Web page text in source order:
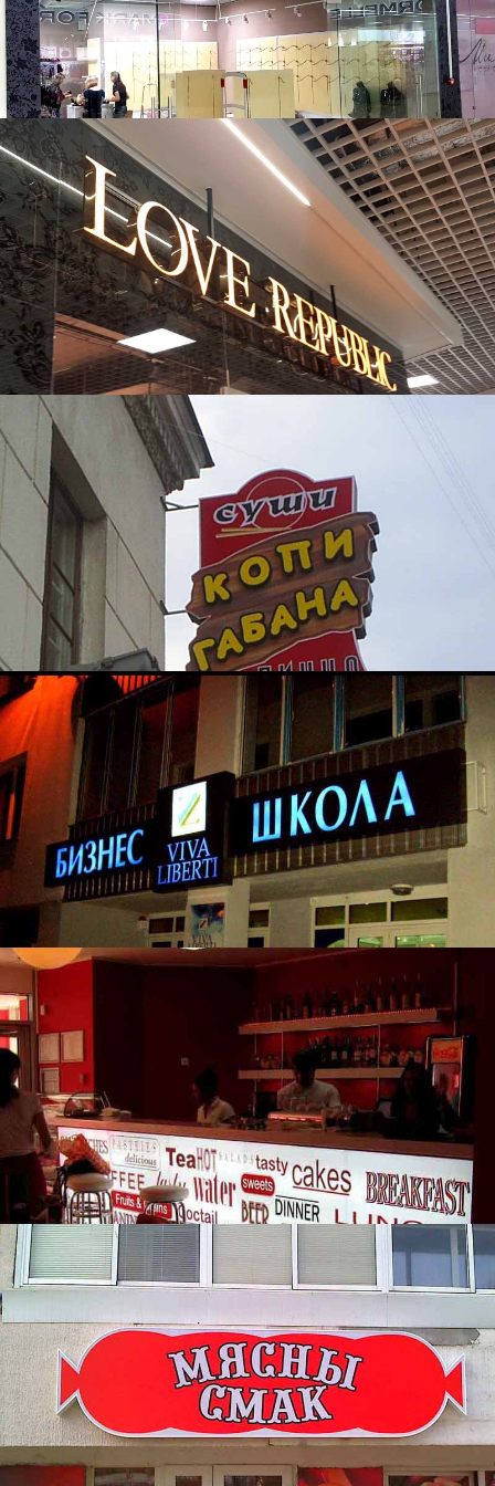
магазин Dimanche
Love Republic
Суши Копи Габана
Бизнес Школа
Бар ROSSO
Магазин Мясной Смак